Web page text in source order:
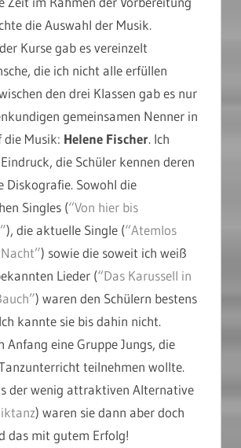
die Auswahl der Musik.
Kurse gab es vereinzelt
die ich nicht alle erfüllen
den drei Klassen gab es nur
gemeinsamen Nenner in
die Musik: Helene Fischer. Ich
die Schüler kennen deren
Diskografie. Sowohl die
Singles (“Von hier bis
), die aktuelle Single (“Atemlos
) sowie die soweit ich weiß
Lieder (“Das Karussell in
) waren den Schülern bestens
kannte sie bis dahin nicht.
Anfang eine Gruppe Jungs, die
teilnehmen wollte.
der wenig attraktiven Alternative
) waren sie dann aber doch
das mit gutem Erfolg!